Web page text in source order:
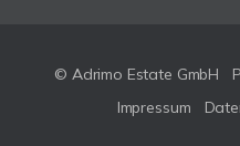
© Adrimo Estate GmbH
Impressum